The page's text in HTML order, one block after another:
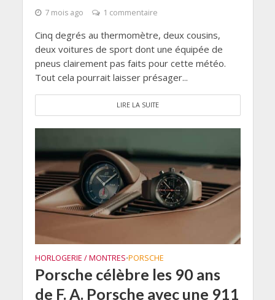
7 mois ago 1 commentaire
Cinq degrés au thermomètre, deux cousins,
deux voitures de sport dont une équipée de
pneus clairement pas faits pour cette météo.
Tout cela pourrait laisser présager...
LIRE LA SUITE
HORLOGERIE / MONTRES•PORSCHE
Porsche célèbre les 90 ans
de F. A. Porsche avec une 911